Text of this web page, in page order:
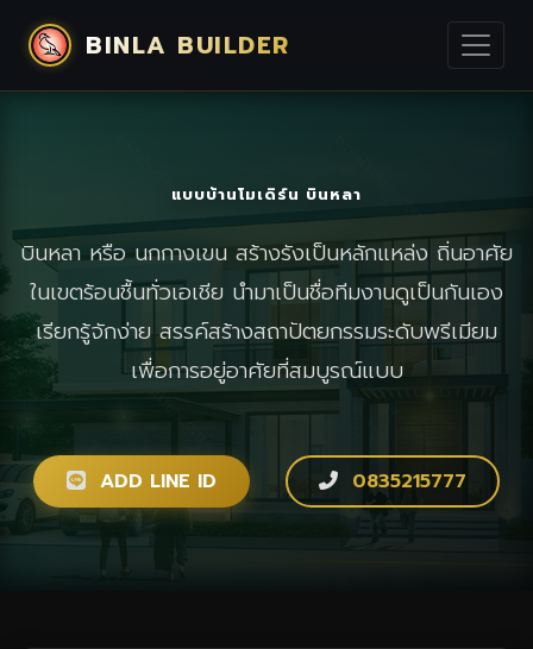
BINLA BUILDER
แบบบ้านโมเดิร์น บินหลา
บินหลา หรือ นกกางเขน สร้างรังเป็นหลักแหล่ง ถิ่นอาศัย
ในเขตร้อนชื้นทั่วเอเชีย นำมาเป็นชื่อทีมงานดูเป็นกันเอง
เรียกรู้จักง่าย สรรค์สร้างสถาปัตยกรรมระดับพรีเมียม
เพื่อการอยู่อาศัยที่สมบูรณ์แบบ
ADD LINE ID 0835215777